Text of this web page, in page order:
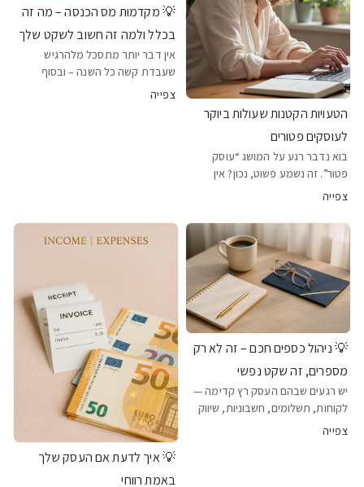
הטעויות הקטנות שעולות ביוקר
לעוסקים פטורים
בוא נדבר רגע על המושג “עוסק
פטור”. זה נשמע פשוט, נכון? אין
תשלום מע״מ, פחות בירוקרטיה,
שם מתחבאות הטעויות הקטנות—
טעויות קטנות שבמצטבר? שוות המון
כסף, המון מיסים אז מה ה
צפייה
💡 מקדמות מס הכנסה – מה זה
בכלל ולמה זה חשוב לשקט שלך
אין דבר יותר מתסכל מלהרגיש
שעבדת קשה כל השנה – ובסוף
לגלות שאתה חייב אלפי שקלים למס
צפייה
💡 ניהול כספים חכם – זה לא רק
מספרים, זה שקט נפשי
יש רגעים שבהם העסק רץ קדימה —
לקוחות, תשלומים, חשבוניות, שיווק
ברשתות— והכול קורה מהר. ויחד עם
צפייה
💡 איך לדעת אם העסק שלך
באמת רווחי